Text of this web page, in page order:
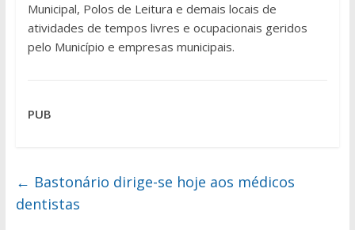
Municipal, Polos de Leitura e demais locais de
atividades de tempos livres e ocupacionais geridos
pelo Município e empresas municipais.
PUB
← Bastonário dirige-se hoje aos médicos
dentistas